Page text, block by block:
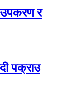
उपकरण र
पक्राउ